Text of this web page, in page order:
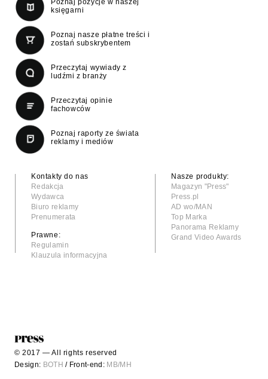
Poznaj pozycje w naszej
księgarni
Poznaj nasze płatne treści i
zostań subskrybentem
Przeczytaj wywiady z
ludźmi z branży
Przeczytaj opinie
fachowców
Poznaj raporty ze świata
reklamy i mediów
Kontakty do nas
Redakcja
Wydawca
Biuro reklamy
Prenumerata
Prawne:
Regulamin
Klauzula informacyjna
Nasze produkty:
Magazyn "Press"
Press.pl
AD wo/MAN
Top Marka
Panorama Reklamy
Grand Video Awards
Design: BOTH / Front-end: MB/MH
© 2017 — All rights reserved